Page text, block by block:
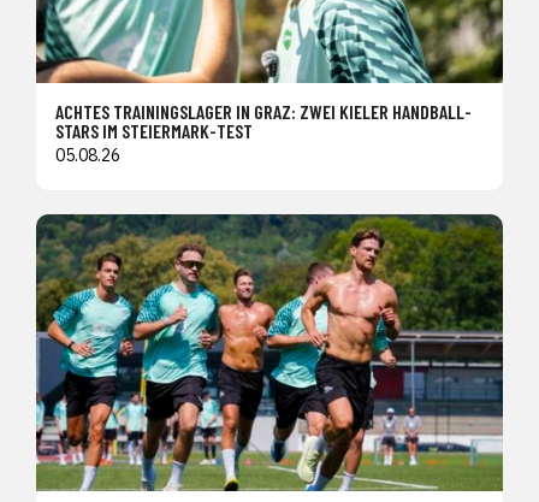
ACHTES TRAININGSLAGER IN GRAZ: ZWEI KIELER HANDBALL-
STARS IM STEIERMARK-TEST
05.08.26